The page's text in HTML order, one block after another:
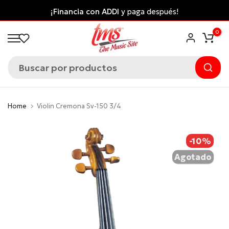
al
contenido
¡Financia con ADDI y paga después!
0
Home Violin Cremona Sv-150 3/4
-10%
Agotado